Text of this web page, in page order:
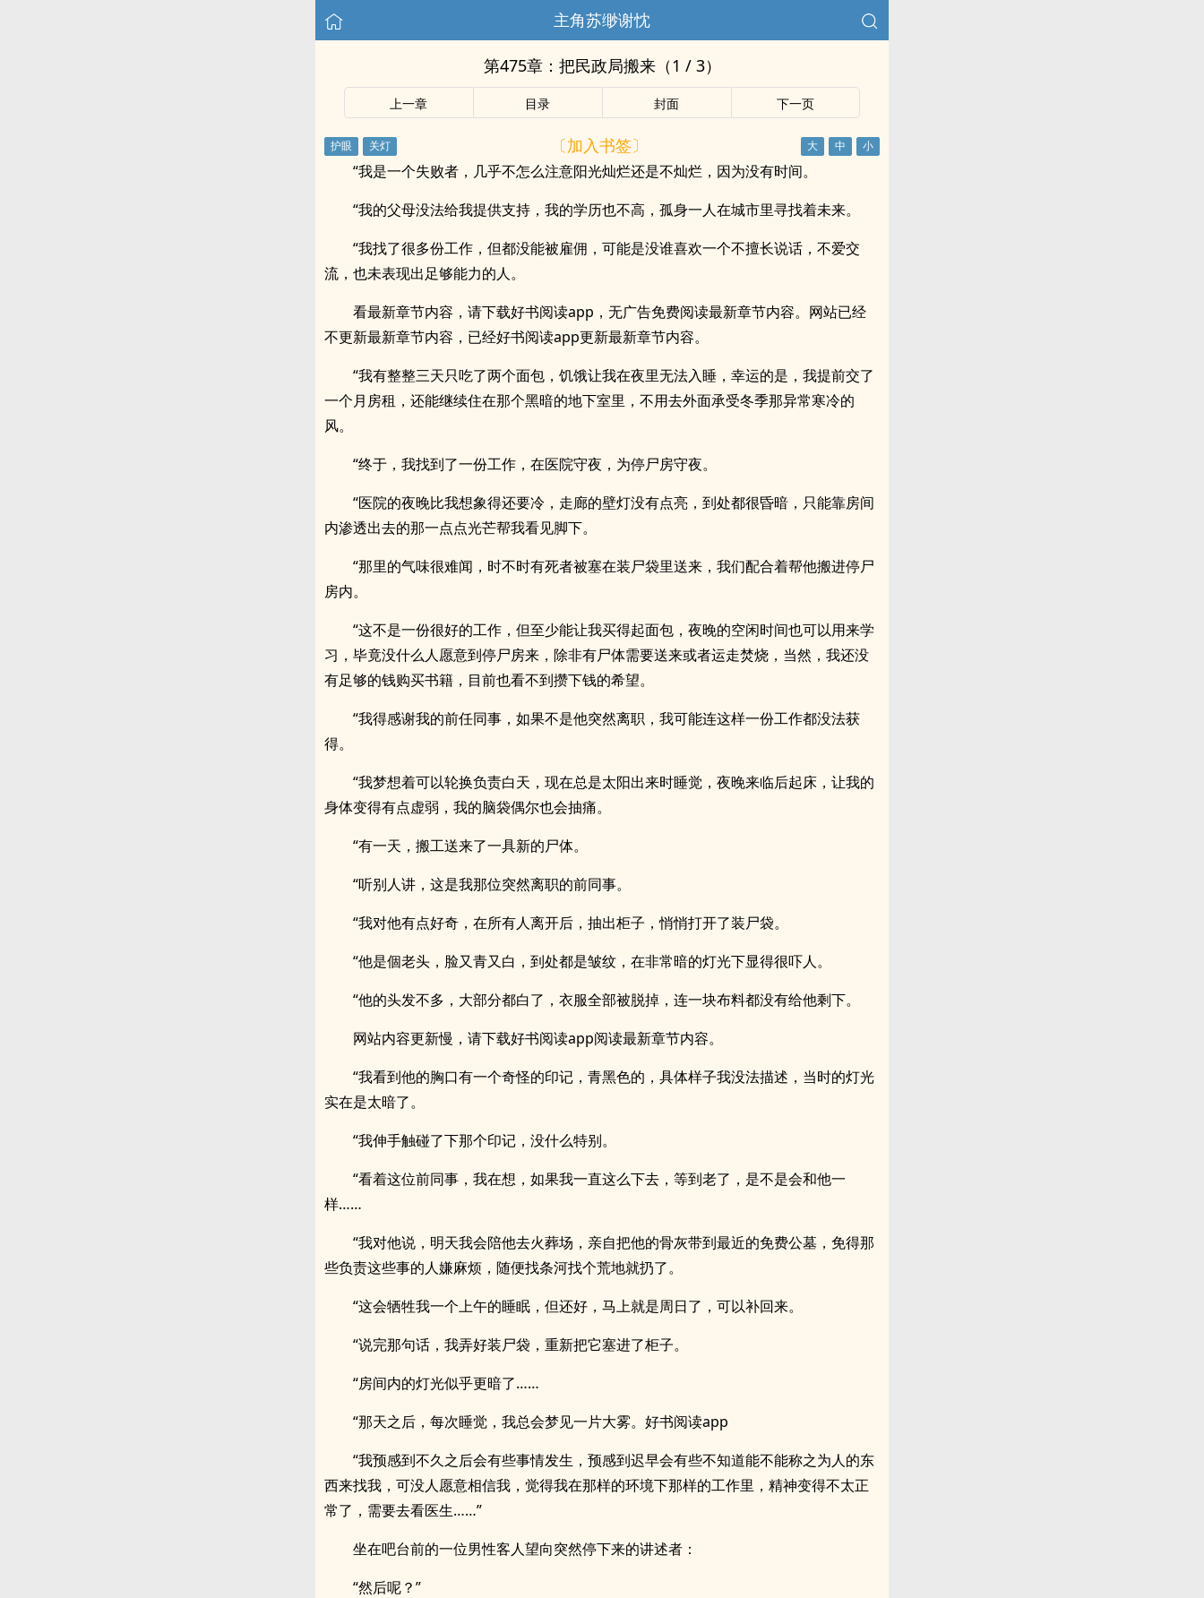
主角苏缈谢忱
第475章：把民政局搬来（1 / 3）
上一章 目录 封面 下一页
〔加入书签〕
“我是一个失败者，几乎不怎么注意阳光灿烂还是不灿烂，因为没有时间。
“我的父母没法给我提供支持，我的学历也不高，孤身一人在城市里寻找着未来。
“我找了很多份工作，但都没能被雇佣，可能是没谁喜欢一个不擅长说话，不爱交
流，也未表现出足够能力的人。
看最新章节内容，请下载好书阅读app，无广告免费阅读最新章节内容。网站已经
不更新最新章节内容，已经好书阅读app更新最新章节内容。
“我有整整三天只吃了两个面包，饥饿让我在夜里无法入睡，幸运的是，我提前交了
一个月房租，还能继续住在那个黑暗的地下室里，不用去外面承受冬季那异常寒冷的
风。
“终于，我找到了一份工作，在医院守夜，为停尸房守夜。
“医院的夜晚比我想象得还要冷，走廊的壁灯没有点亮，到处都很昏暗，只能靠房间
内渗透出去的那一点点光芒帮我看见脚下。
“那里的气味很难闻，时不时有死者被塞在装尸袋里送来，我们配合着帮他搬进停尸
房内。
“这不是一份很好的工作，但至少能让我买得起面包，夜晚的空闲时间也可以用来学
习，毕竟没什么人愿意到停尸房来，除非有尸体需要送来或者运走焚烧，当然，我还没
有足够的钱购买书籍，目前也看不到攒下钱的希望。
“我得感谢我的前任同事，如果不是他突然离职，我可能连这样一份工作都没法获
得。
“我梦想着可以轮换负责白天，现在总是太阳出来时睡觉，夜晚来临后起床，让我的
身体变得有点虚弱，我的脑袋偶尔也会抽痛。
“有一天，搬工送来了一具新的尸体。
“听别人讲，这是我那位突然离职的前同事。
“我对他有点好奇，在所有人离开后，抽出柜子，悄悄打开了装尸袋。
“他是個老头，脸又青又白，到处都是皱纹，在非常暗的灯光下显得很吓人。
“他的头发不多，大部分都白了，衣服全部被脱掉，连一块布料都没有给他剩下。
网站内容更新慢，请下载好书阅读app阅读最新章节内容。
“我看到他的胸口有一个奇怪的印记，青黑色的，具体样子我没法描述，当时的灯光
实在是太暗了。
“我伸手触碰了下那个印记，没什么特别。
“看着这位前同事，我在想，如果我一直这么下去，等到老了，是不是会和他一
样……
“我对他说，明天我会陪他去火葬场，亲自把他的骨灰带到最近的免费公墓，免得那
些负责这些事的人嫌麻烦，随便找条河找个荒地就扔了。
“这会牺牲我一个上午的睡眠，但还好，马上就是周日了，可以补回来。
“说完那句话，我弄好装尸袋，重新把它塞进了柜子。
“房间内的灯光似乎更暗了……
“那天之后，每次睡觉，我总会梦见一片大雾。好书阅读app
“我预感到不久之后会有些事情发生，预感到迟早会有些不知道能不能称之为人的东
西来找我，可没人愿意相信我，觉得我在那样的环境下那样的工作里，精神变得不太正
常了，需要去看医生……”
坐在吧台前的一位男性客人望向突然停下来的讲述者：
“然后呢？”